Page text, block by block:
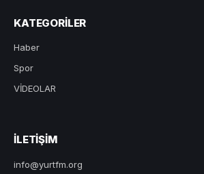
KATEGORILER
Haber
Spor
VİDEOLAR
ILETIŞIM
info@yurtfm.org